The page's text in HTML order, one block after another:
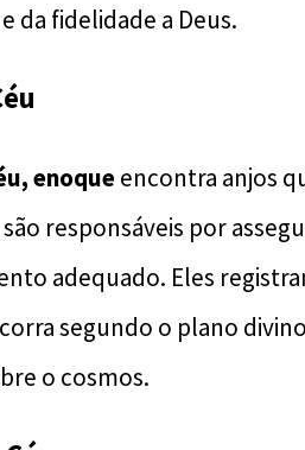
da fidelidade a Deus.
enoqueencontra anjos
são responsáveis por
adequado. Eles
segundo o plano
o cosmos.